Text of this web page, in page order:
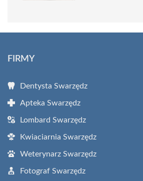
FIRMY
Dentysta Swarzędz
Apteka Swarzędz
Lombard Swarzędz
Kwiaciarnia Swarzędz
Weterynarz Swarzędz
Fotograf Swarzędz